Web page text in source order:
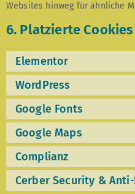
Websites hinweg für ähnliche
6. Platzierte Cookies
Elementor
WordPress
Google Fonts
Google Maps
Complianz
Cerber Security & Anti-